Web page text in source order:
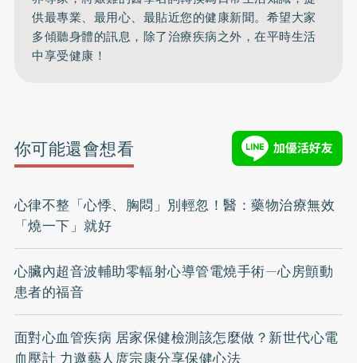
供最專業、最用心、最貼近您的健康新聞。希望大家
多傾聽身體的訊息，除了治療疾病之外，在平時生活
中享受健康！
你可能還會想看
心律不整「心悸、胸悶」別輕忽！醫：藥物治療無效
「燒一下」就好
心臟內超音波輔助零輻射心導管電燒手術—心房顫動
患者的福音
面對心血管疾病 居家保健檢測該怎麼做？新世代心電
血壓計 力邀藝人庹宗康分享保健心法